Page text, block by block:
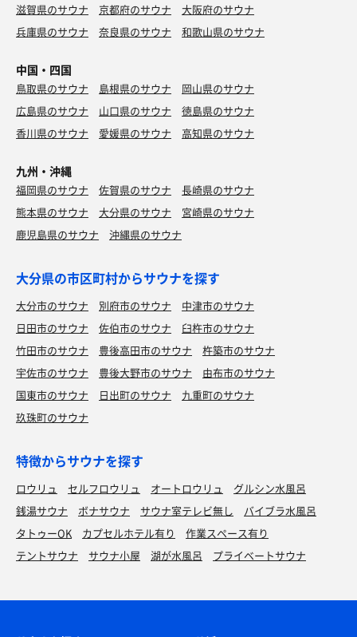
滋賀県のサウナ 京都府のサウナ
大阪府のサウナ
兵庫県のサウナ
奈良県のサウナ 和歌山県のサウナ
中国・四国
鳥取県のサウナ 島根県のサウナ
岡山県のサウナ
広島県のサウナ
山口県のサウナ
徳島県のサウナ
香川県のサウナ
愛媛県のサウナ 高知県のサウナ
九州・沖縄
福岡県のサウナ 佐賀県のサウナ
長崎県のサウナ
熊本県のサウナ
大分県のサウナ
宮崎県のサウナ
鹿児島県のサウナ
沖縄県のサウナ
大分県の市区町村からサウナを探す
大分市のサウナ 別府市のサウナ
中津市のサウナ
日田市のサウナ
佐伯市のサウナ
臼杵市のサウナ
竹田市のサウナ
豊後高田市のサウナ
杵築市のサウナ
宇佐市のサウナ
豊後大野市のサウナ
由布市のサウナ
国東市のサウナ
日出町のサウナ
九重町のサウナ
玖珠町のサウナ
特徴からサウナを探す
ロウリュ セルフロウリュ オートロウリュ
グルシン水風呂
銭湯サウナ
ボナサウナ サウナ室テレビ無し
バイブラ水風呂
タトゥーOK
カプセルホテル有り
作業スペース有り
テントサウナ
サウナ小屋 湖が水風呂 プライベートサウナ